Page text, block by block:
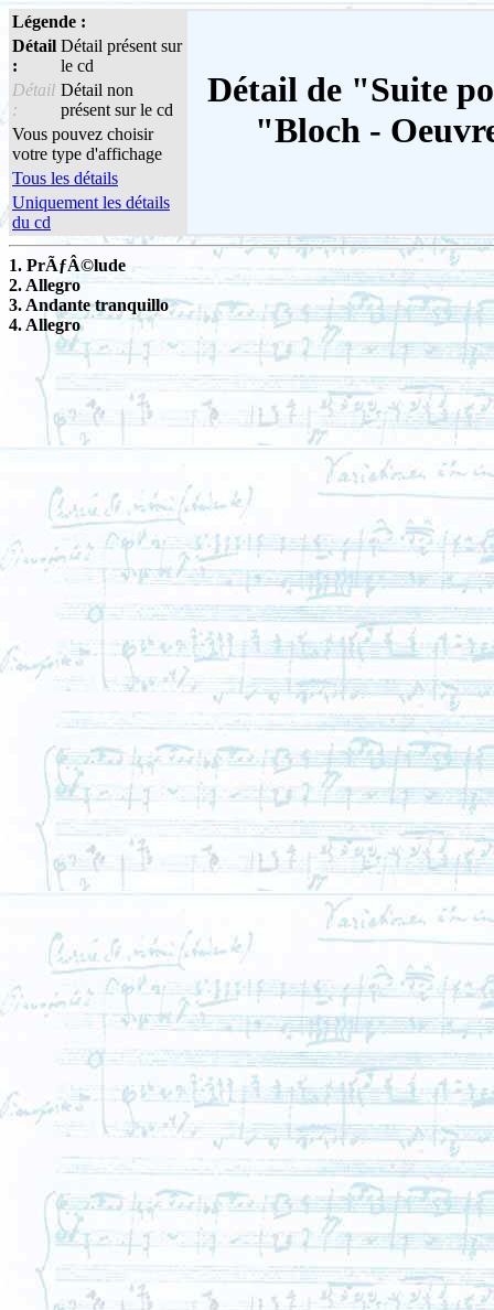
Légende :
Détail de "Suite
"Bloch -
Détail
:
Détail présent sur
le cd
Détail
:
Détail non
présent sur le cd
Vous pouvez choisir
votre type d'affichage
Tous les détails
Uniquement les détails
du cd
1. PrÃƒÂ©lude
2. Allegro
3. Andante tranquillo
4. Allegro